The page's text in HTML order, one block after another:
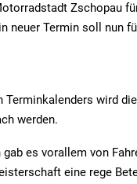
Zschopau
neuer Termin soll nun
Terminkalenders wird
werden.
es vorallem von
eine rege